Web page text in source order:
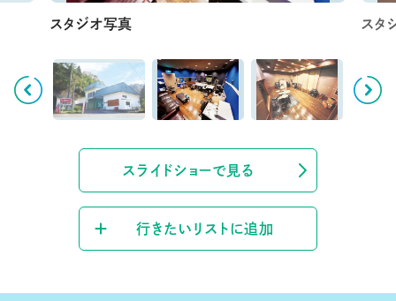
スライドショーで見る
行きたいリストに追加